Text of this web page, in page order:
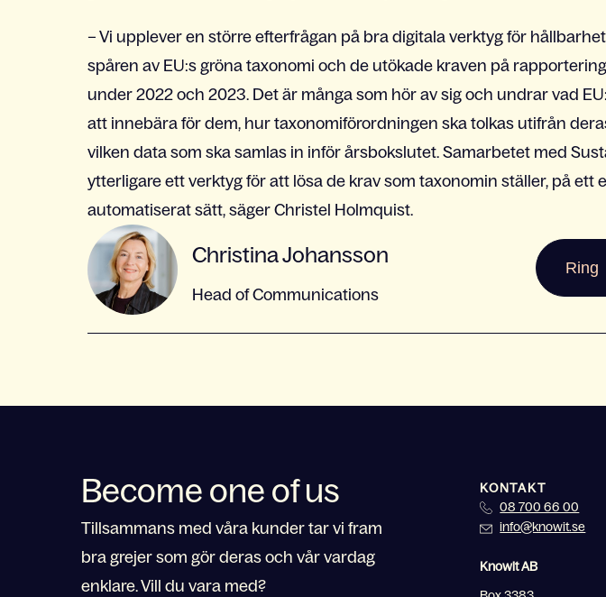
– Vi upplever en större efterfrågan på bra digitala verktyg för
spåren av EU:s gröna taxonomi och de utökade kraven på
under 2022 och 2023. Det är många som hör av sig och undrar vad
att innebära för dem, hur taxonomiförordningen ska tolkas utifrån
vilken data som ska samlas in inför årsbokslutet. Samarbetet med
ytterligare ett verktyg för att lösa de krav som taxonomin ställer, på ett
automatiserat sätt, säger Christel Holmquist.
Christina Johansson
Head of Communications
Ring
Become one of us
Tillsammans med våra kunder tar vi fram
bra grejer som gör deras och vår vardag
enklare. Vill du vara med?
KONTAKT
08 700 66 00
info@knowit.se
Knowit AB